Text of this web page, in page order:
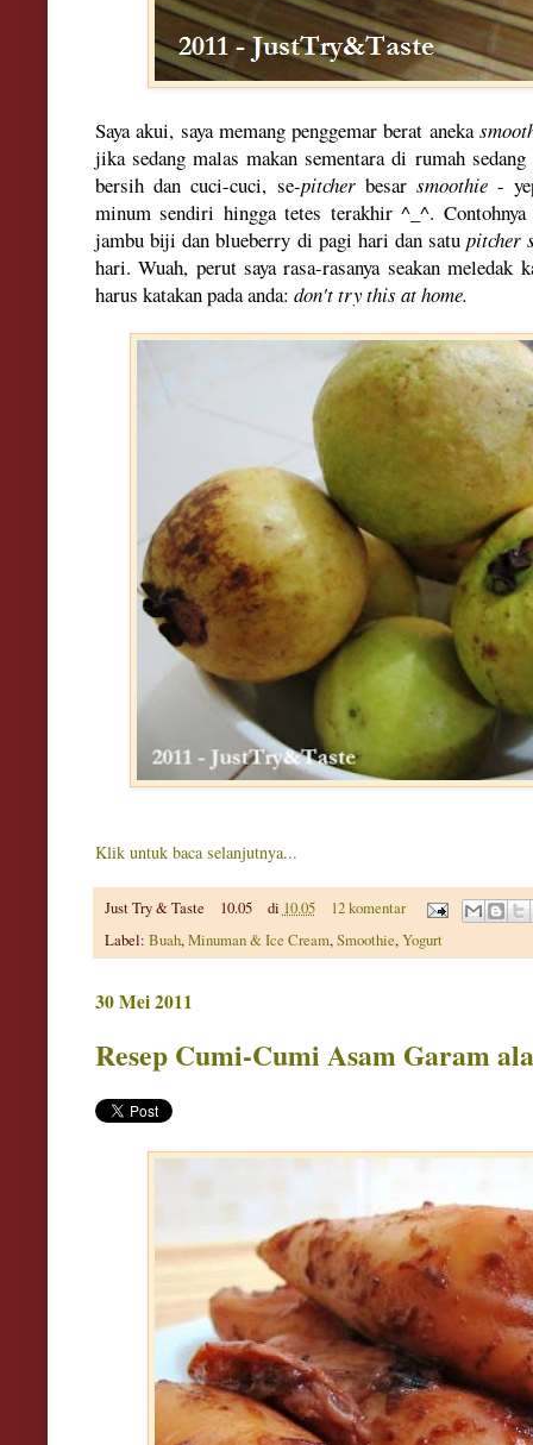
Saya akui, saya memang penggemar berat aneka
jika sedang malas makan sementara di rumah
bersih dan cuci-cuci, se-pitcherbesar smoothie-
minum sendiri hingga tetes terakhir ^_^.
jambu biji dan blueberry di pagi hari dan satupitcher
hari. Wuah, perut saya rasa-rasanya seakan meledak
harus katakan pada anda: don't try this at home.
Klik untuk baca selanjutnya...
Just Try & Taste 10.05 di 10.05
12 komentar
Label: Buah,Minuman & Ice Cream,Smoothie,Yogurt
30 Mei 2011
Resep Cumi-Cumi Asam Garam